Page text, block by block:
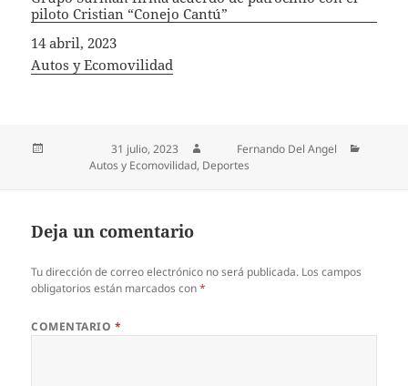
piloto Cristian “Conejo Cantú”
Fecha
14 abril, 2023
In relation to
Autos y Ecomovilidad
Publicado el31 julio, 2023
Fernando Del Angel
CategoríasAutos y Ecomovilidad, Deportes
Deja un comentario
Tu dirección de correo electrónico no será publicada. Los campos
obligatorios están marcados con*
COMENTARIO *